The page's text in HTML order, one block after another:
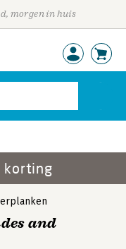
morgen in huis
korting
and